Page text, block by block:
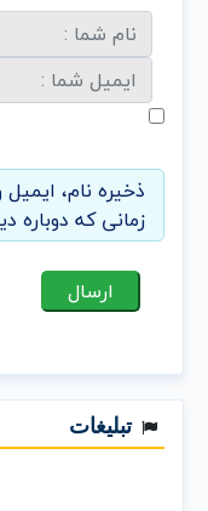
ذخیره نام،
زمانی که
تبلیغات